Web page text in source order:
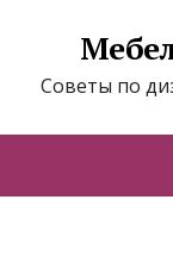
Советы по